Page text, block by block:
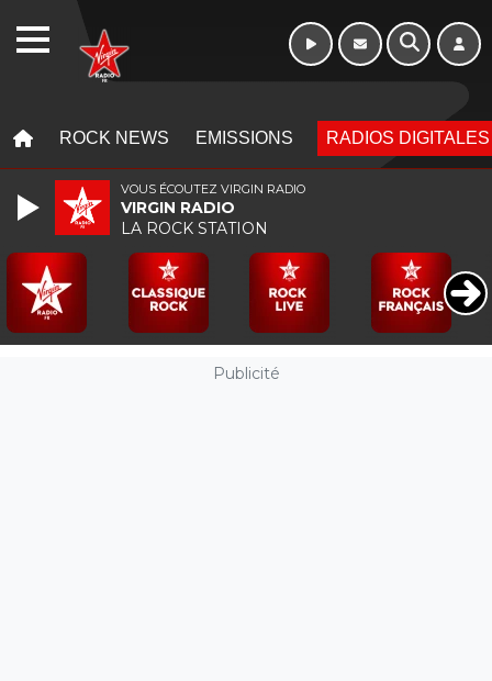
ROCK NEWS EMISSIONS RADIOS DIGITALES
Publicité
VOUS ÉCOUTEZ VIRGIN RADIO
VIRGIN RADIO
LA ROCK STATION
WEBRADIO Week-end de 16h
à 20h